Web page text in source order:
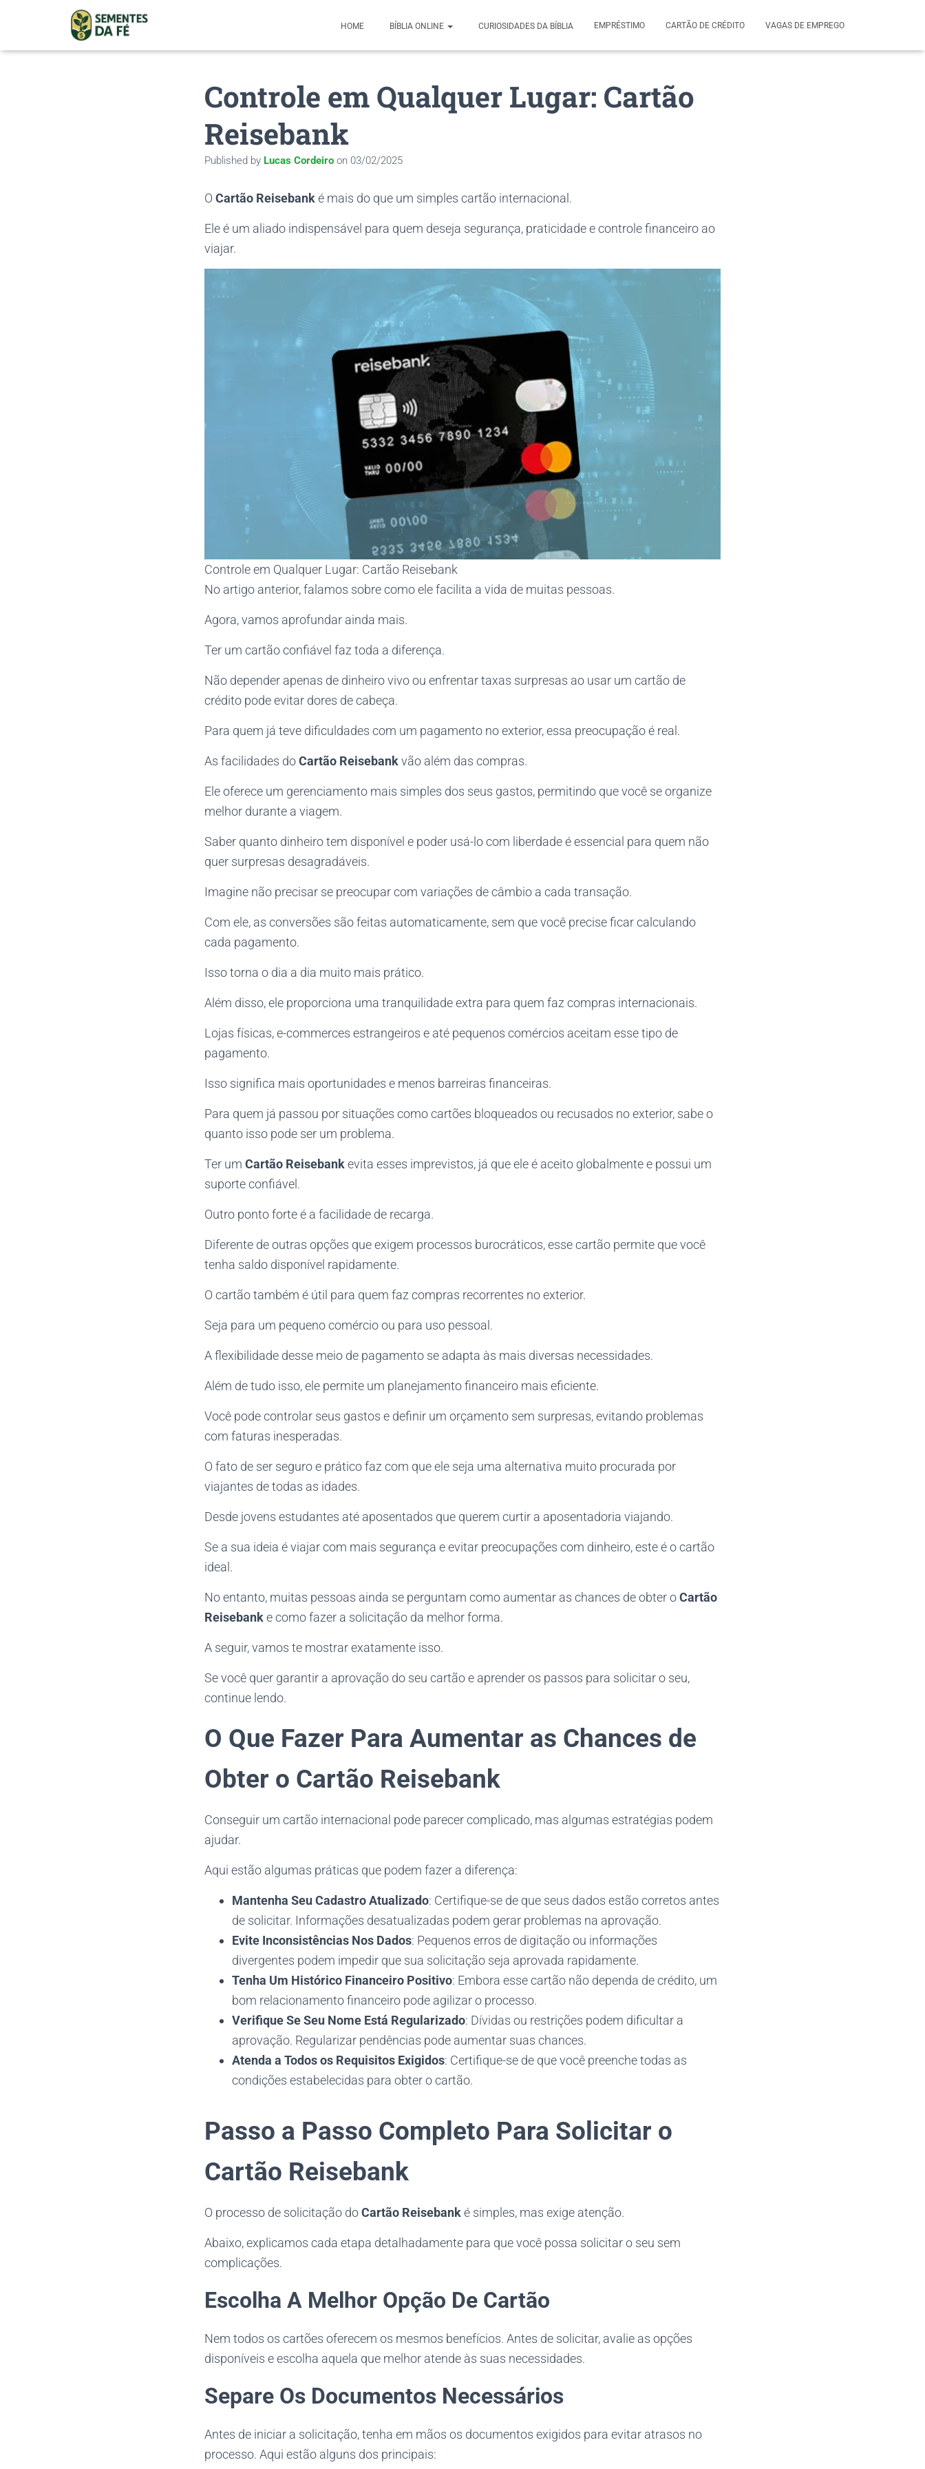
HOME BÍBLIA ONLINE CURIOSIDADES DA BÍBLIA EMPRÉSTIMO CARTÃO DE CRÉDITO VAGAS DE EMPREGO
Controle em Qualquer Lugar: Cartão
Reisebank
Published by Lucas Cordeiro on 03/02/2025
O Cartão Reisebanké mais do que um simples cartão internacional.
Ele é um aliado indispensável para quem deseja segurança, praticidade e controle financeiro ao
viajar.
Controle em Qualquer Lugar: Cartão Reisebank
No artigo anterior, falamos sobre como ele facilita a vida de muitas pessoas.
Agora, vamos aprofundar ainda mais.
Ter um cartão confiável faz toda a diferença.
Não depender apenas de dinheiro vivo ou enfrentar taxas surpresas ao usar um cartão de
crédito pode evitar dores de cabeça.
Para quem já teve dificuldades com um pagamento no exterior, essa preocupação é real.
As facilidades doCartão Reisebankvão além das compras.
Ele oferece um gerenciamento mais simples dos seus gastos, permitindo que você se organize
melhor durante a viagem.
Saber quanto dinheiro tem disponível e poder usá-lo com liberdade é essencial para quem não
quer surpresas desagradáveis.
Imagine não precisar se preocupar com variações de câmbio a cada transação.
Com ele, as conversões são feitas automaticamente, sem que você precise ficar calculando
cada pagamento.
Isso torna o dia a dia muito mais prático.
Além disso, ele proporciona uma tranquilidade extra para quem faz compras internacionais.
Lojas físicas, e-commerces estrangeiros e até pequenos comércios aceitam esse tipo de
pagamento.
Isso significa mais oportunidades e menos barreiras financeiras.
Para quem já passou por situações como cartões bloqueados ou recusados no exterior, sabe o
quanto isso pode ser um problema.
Ter um Cartão Reisebankevita esses imprevistos, já que ele é aceito globalmente e possui um
suporte confiável.
Outro ponto forte é a facilidade de recarga.
Diferente de outras opções que exigem processos burocráticos, esse cartão permite que você
tenha saldo disponível rapidamente.
O cartão também é útil para quem faz compras recorrentes no exterior.
Seja para um pequeno comércio ou para uso pessoal.
A flexibilidade desse meio de pagamento se adapta às mais diversas necessidades.
Além de tudo isso, ele permite um planejamento financeiro mais eficiente.
Você pode controlar seus gastos e definir um orçamento sem surpresas, evitando problemas
com faturas inesperadas.
O fato de ser seguro e prático faz com que ele seja uma alternativa muito procurada por
viajantes de todas as idades.
Desde jovens estudantes até aposentados que querem curtir a aposentadoria viajando.
Se a sua ideia é viajar com mais segurança e evitar preocupações com dinheiro, este é o cartão
ideal.
No entanto, muitas pessoas ainda se perguntam como aumentar as chances de obter oCartão
Reisebanke como fazer a solicitação da melhor forma.
A seguir, vamos te mostrar exatamente isso.
Se você quer garantir a aprovação do seu cartão e aprender os passos para solicitar o seu,
continue lendo.
O Que Fazer Para Aumentar as Chances de
Obter o Cartão Reisebank
Conseguir um cartão internacional pode parecer complicado, mas algumas estratégias podem
ajudar.
Aqui estão algumas práticas que podem fazer a diferença:
Mantenha Seu Cadastro Atualizado: Certifique-se de que seus dados estão corretos antes
de solicitar. Informações desatualizadas podem gerar problemas na aprovação.
Evite Inconsistências Nos Dados: Pequenos erros de digitação ou informações
divergentes podem impedir que sua solicitação seja aprovada rapidamente.
Tenha Um Histórico Financeiro Positivo: Embora esse cartão não dependa de crédito, um
bom relacionamento financeiro pode agilizar o processo.
Verifique Se Seu Nome Está Regularizado: Dívidas ou restrições podem dificultar a
aprovação. Regularizar pendências pode aumentar suas chances.
Atenda a Todos os Requisitos Exigidos: Certifique-se de que você preenche todas as
condições estabelecidas para obter o cartão.
Passo a Passo Completo Para Solicitar o
Cartão Reisebank
O processo de solicitação doCartão Reisebanké simples, mas exige atenção.
Abaixo, explicamos cada etapa detalhadamente para que você possa solicitar o seu sem
complicações.
Escolha A Melhor Opção De Cartão
Nem todos os cartões oferecem os mesmos benefícios. Antes de solicitar, avalie as opções
disponíveis e escolha aquela que melhor atende às suas necessidades.
Separe Os Documentos Necessários
Antes de iniciar a solicitação, tenha em mãos os documentos exigidos para evitar atrasos no
processo. Aqui estão alguns dos principais: